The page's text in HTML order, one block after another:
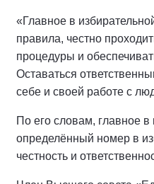
«Главное в
правила, честно
процедуры и
Оставаться
себе и своей работе с
По его словам, главное
определённый номер в
честность и